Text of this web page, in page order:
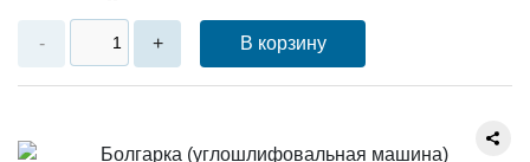
- + В корзину